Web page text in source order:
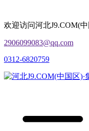
欢迎访问河北J9.COM(
2906099083@qq.com
0312-6820759